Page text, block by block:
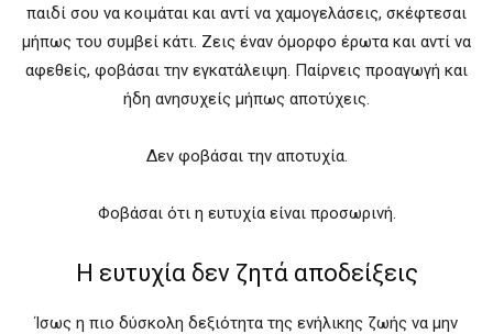
παιδί σου να κοιμάται και αντί να χαμογελάσεις, σκέφτεσαι
μήπως του συμβεί κάτι. Ζεις έναν όμορφο έρωτα και αντί να
αφεθείς, φοβάσαι την εγκατάλειψη. Παίρνεις προαγωγή και
ήδη ανησυχείς μήπως αποτύχεις.
Δεν φοβάσαι την αποτυχία.
Φοβάσαι ότι η ευτυχία είναι προσωρινή.
Η ευτυχία δεν ζητά αποδείξεις
Ίσως η πιο δύσκολη δεξιότητα της ενήλικης ζωής να μην